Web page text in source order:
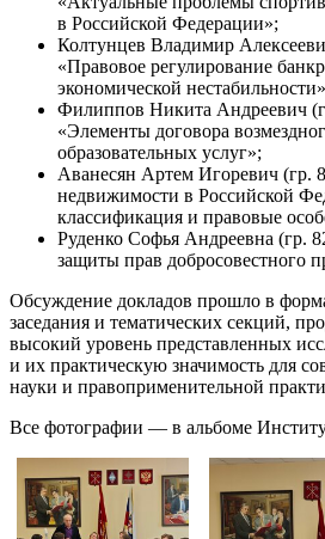
в Российской Федерации»;
Колтунцев Владимир
«Правовое регулирование
экономической
Филиппов Никита Андреевич
«Элементы договора
образовательных услуг»;
Аванесян Артем Игоревич
недвижимости в Российской
классификация и правовые
Руденко Софья Андреевна
защиты прав добросовестного
Обсуждение докладов прошло в
заседания и тематических секций,
высокий уровень представленных
и их практическую значимость для
науки и правоприменительной
Все фотографии — в альбоме